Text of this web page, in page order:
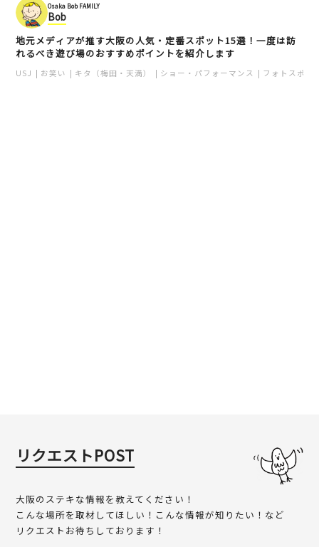
Osaka Bob FAMILY
Bob
地元メディアが推す大阪の人気・定番スポット15選！一度は訪
れるべき遊び場のおすすめポイントを紹介します
USJ お笑い キタ（梅田・天満） ショー・パフォーマンス フォトスポッ
リクエストPOST
大阪のステキな情報を教えてください！
こんな場所を取材してほしい！こんな情報が知りたい！など
リクエストお待ちしております！